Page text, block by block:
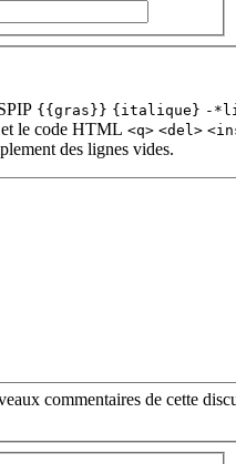
{{gras}} {italique} -
et le code HTML <q> <del>
des lignes vides.
commentaires de cette